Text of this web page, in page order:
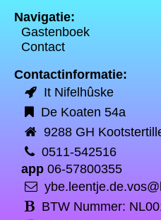
Navigatie:
Gastenboek
Contact
Contactinformatie:
It Nifelhûske
De Koaten 54a
9288 GH
0511-542516
app 06-57800355
BTW Nummer: